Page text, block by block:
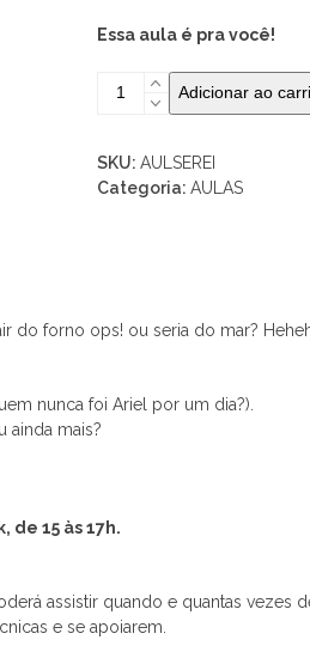
Essa aula é pra você!
Aula
-
Caiu
Adicionar ao
SKU: AULSEREI
Categoria: AULAS
do forno ops! ou seria do mar?
nunca foi Ariel por um dia?).
ainda mais?
de 15 às 17h.
assistir quando e quantas
e se apoiarem.